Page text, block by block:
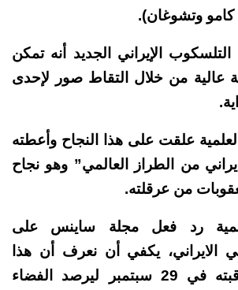
كامو وتشوغان).
الإيراني الجديد أنه تمكن
عالية من خلال التقاط صور لإحدى
علقت على هذا النجاح وأعطته
من الطراز العالمي” وهو نجاح
من عرقلته.
رد فعل مجلة ساينس على
الايراني، يكفي أن نعرف أن هذا
التلسكوب فتح قبته في 29 سبتمبر ليرصد الفضاء